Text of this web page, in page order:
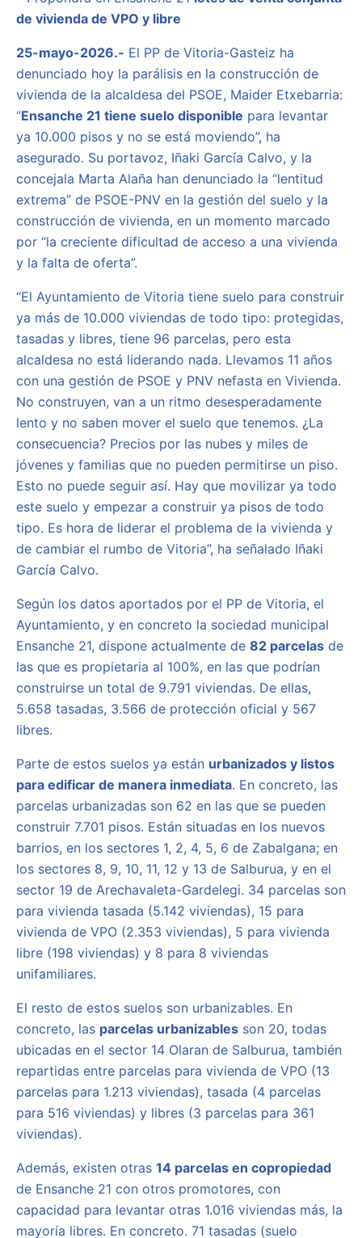
de vivienda de VPO y libre
25-mayo-2026.- El PP de Vitoria-Gasteiz ha
denunciado hoy la parálisis en la construcción de
vivienda de la alcaldesa del PSOE, Maider Etxebarria:
“Ensanche 21 tiene suelo disponible para levantar
ya 10.000 pisos y no se está moviendo”, ha
asegurado. Su portavoz, Iñaki García Calvo, y la
concejala Marta Alaña han denunciado la “lentitud
extrema” de PSOE-PNV en la gestión del suelo y la
construcción de vivienda, en un momento marcado
por “la creciente dificultad de acceso a una vivienda
y la falta de oferta”.
“El Ayuntamiento de Vitoria tiene suelo para construir
ya más de 10.000 viviendas de todo tipo: protegidas,
tasadas y libres, tiene 96 parcelas, pero esta
alcaldesa no está liderando nada. Llevamos 11 años
con una gestión de PSOE y PNV nefasta en Vivienda.
No construyen, van a un ritmo desesperadamente
lento y no saben mover el suelo que tenemos. ¿La
consecuencia? Precios por las nubes y miles de
jóvenes y familias que no pueden permitirse un piso.
Esto no puede seguir así. Hay que movilizar ya todo
este suelo y empezar a construir ya pisos de todo
tipo. Es hora de liderar el problema de la vivienda y
de cambiar el rumbo de Vitoria”, ha señalado Iñaki
García Calvo.
Según los datos aportados por el PP de Vitoria, el
Ayuntamiento, y en concreto la sociedad municipal
Ensanche 21, dispone actualmente de 82 parcelas de
las que es propietaria al 100%, en las que podrían
construirse un total de 9.791 viviendas. De ellas,
5.658 tasadas, 3.566 de protección oficial y 567
libres.
Parte de estos suelos ya están urbanizados y listos
para edificar de manera inmediata. En concreto, las
parcelas urbanizadas son 62 en las que se pueden
construir 7.701 pisos. Están situadas en los nuevos
barrios, en los sectores 1, 2, 4, 5, 6 de Zabalgana; en
los sectores 8, 9, 10, 11, 12 y 13 de Salburua, y en el
sector 19 de Arechavaleta-Gardelegi. 34 parcelas son
para vivienda tasada (5.142 viviendas), 15 para
vivienda de VPO (2.353 viviendas), 5 para vivienda
libre (198 viviendas) y 8 para 8 viviendas
unifamiliares.
El resto de estos suelos son urbanizables. En
concreto, las parcelas urbanizables son 20, todas
ubicadas en el sector 14 Olaran de Salburua, también
repartidas entre parcelas para vivienda de VPO (13
parcelas para 1.213 viviendas), tasada (4 parcelas
para 516 viviendas) y libres (3 parcelas para 361
viviendas).
Además, existen otras 14 parcelas en copropiedad
de Ensanche 21 con otros promotores, con
capacidad para levantar otras 1.016 viviendas más, la
mayoría libres. En concreto. 71 tasadas (suelo